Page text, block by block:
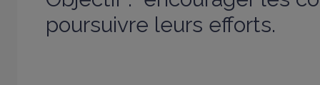
poursuivre leurs efforts.